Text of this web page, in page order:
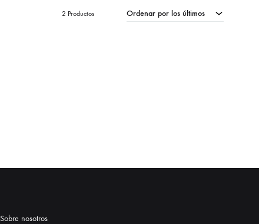
Ordenar por los últimos
2 Productos
Sobre nosotros